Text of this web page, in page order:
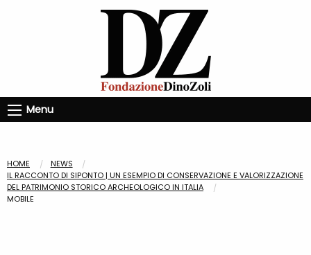
Menu
HOME
NEWS
IL RACCONTO DI SIPONTO | UN ESEMPIO DI CONSERVAZIONE E VALORIZZAZIONE
DEL PATRIMONIO STORICO ARCHEOLOGICO IN ITALIA
MOBILE